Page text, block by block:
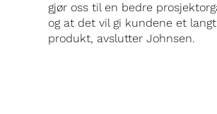
gjør oss til en bedre
og at det vil gi kundene et
produkt, avslutter Johnsen.